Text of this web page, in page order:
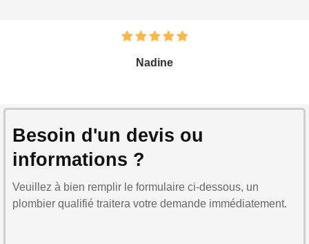
Nadine
Besoin d'un devis ou
informations ?
Veuillez à bien remplir le formulaire ci-dessous, un
plombier qualifié traitera votre demande immédiatement.